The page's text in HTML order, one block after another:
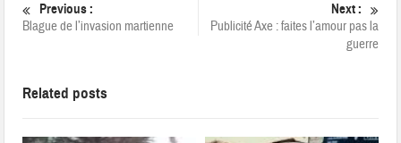
Previous :
Blague de l’invasion martienne
Next :
Publicité Axe : faites l’amour pas la
guerre
Related posts